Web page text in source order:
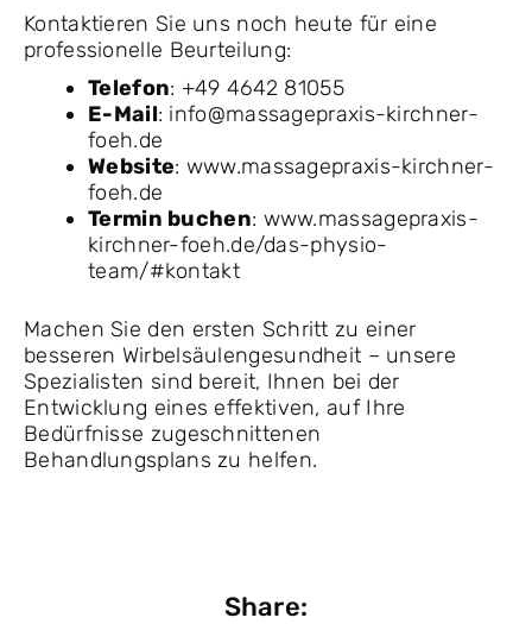
Kontaktieren Sie uns noch heute für eine
professionelle Beurteilung:
Telefon: +49 4642 81055
E-Mail: info@massagepraxis-kirchner-
foeh.de
Website: www.massagepraxis-kirchner-
foeh.de
Termin buchen: www.massagepraxis-
kirchner-foeh.de/das-physio-
team/#kontakt
Machen Sie den ersten Schritt zu einer
besseren Wirbelsäulengesundheit – unsere
Spezialisten sind bereit, Ihnen bei der
Entwicklung eines effektiven, auf Ihre
Bedürfnisse zugeschnittenen
Behandlungsplans zu helfen.
Share: